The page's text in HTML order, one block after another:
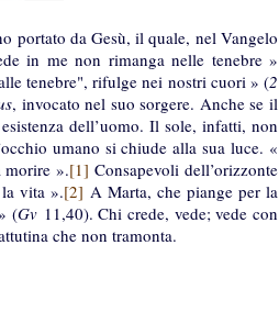
portato da Gesù, il quale, nel Vangelo
in me non rimanga nelle tenebre »
tenebre", rifulge nei nostri cuori » (2
, invocato nel suo sorgere. Anche se il
dell’uomo. Il sole, infatti, non
umano si chiude alla sua luce. «
morire ».[1] Consapevoli dell’orizzonte
vita ».[2] A Marta, che piange per la
(Gv 11,40). Chi crede, vede; vede con
che non tramonta.